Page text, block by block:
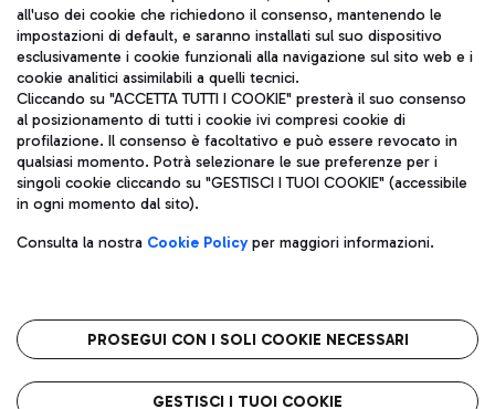
Aeroporti di Roma S.p.A. - Società soggetta a direzione e
coordinamento di Mundys S.p.A.
Codice fiscale e Registro delle Imprese di Roma 13032990155 P.
IVA 06572251004
Capitale sociale 62.224.743,00 int. vers.
Sede legale: Via Pier Paolo Racchetti 1 - 00054 Fiumicino (RM)
telefono +39 06 65951
Privacy policy
Note legali
Roma FCO
L'aeroporto stellato
all'uso dei cookie che richiedono il consenso, mantenendo le
impostazioni di default, e saranno installati sul suo dispositivo
esclusivamente i cookie funzionali alla navigazione sul sito web e i
cookie analitici assimilabili a quelli tecnici.
Cliccando su "ACCETTA TUTTI I COOKIE" presterà il suo consenso
al posizionamento di tutti i cookie ivi compresi cookie di
profilazione. Il consenso è facoltativo e può essere revocato in
qualsiasi momento. Potrà selezionare le sue preferenze per i
singoli cookie cliccando su "GESTISCI I TUOI COOKIE" (accessibile
in ogni momento dal sito).
Consulta la nostra Cookie Policyper maggiori informazioni.
PROSEGUI CON I SOLI COOKIE NECESSARI
GESTISCI I TUOI COOKIE